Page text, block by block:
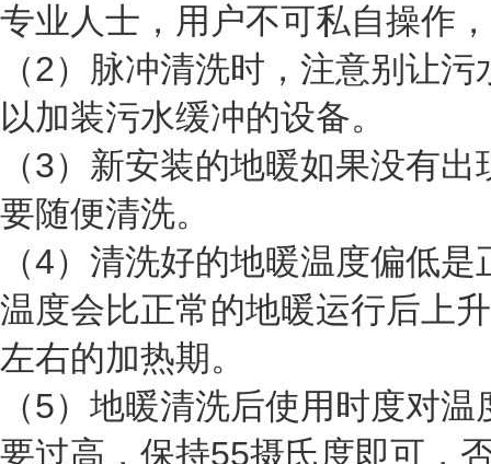
专业人士，用户不可私自操作
（2）脉冲清洗时，注意别让
以加装污水缓冲的设备。
（3）新安装的地暖如果没有
要随便清洗。
（4）清洗好的地暖温度偏低
温度会比正常的地暖运行后上
左右的加热期。
（5）地暖清洗后使用时度对
要过高，保持55摄氏度即可，